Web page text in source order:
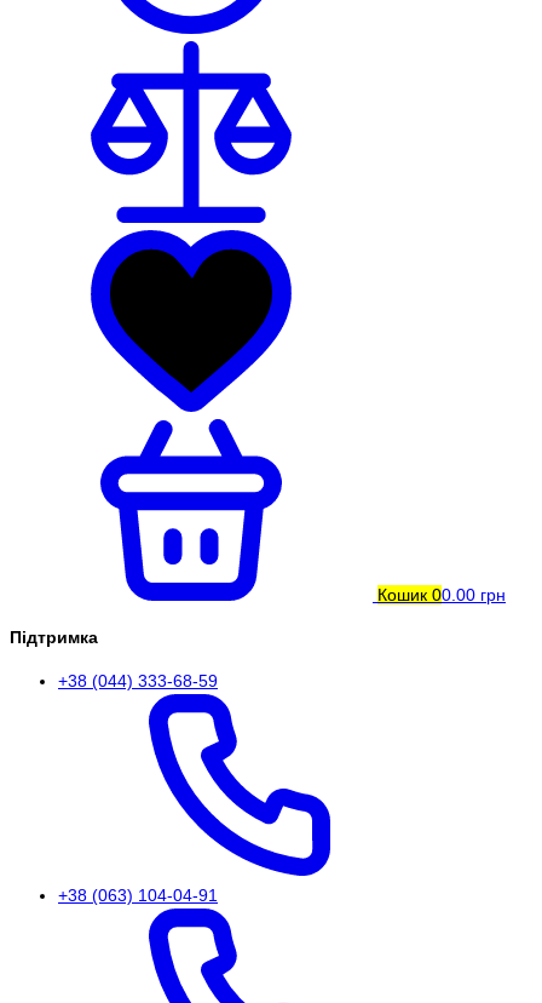
Кошик 00.00 грн
Підтримка
+38 (044) 333-68-59
+38 (063) 104-04-91